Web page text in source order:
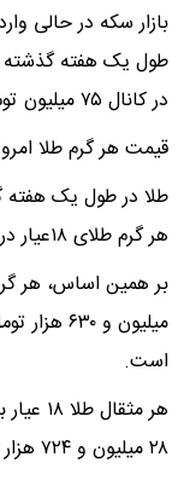
در کانال ۷۵ میلیون تومان قرار گرفت.
قیمت هر گرم طلا
طلا در طول یک
هر گرم طلای ۱۸عیار در حدود ۳ کانال قیمتی پایین آمد.
است.
۲۸ میلیون و ۷۲۴ هزار تومان رسید.